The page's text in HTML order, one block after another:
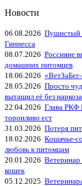
Новости
06.08.2026 Пушистый
Гиннесса
08.07.2026 Россияне
домашних питомцев
18.06.2026
28.05.2026 Просто
вытащил её без
22.04.2026 Глава РКФ
торопливо ест
31.03.2026 Потеря
18.02.2026 Кошачье-
любовь к питомцам
20.01.2026 Ветеринар
кошек
05.12.2025